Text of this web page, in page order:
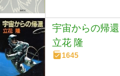
宇宙からの帰
立花 隆
1645